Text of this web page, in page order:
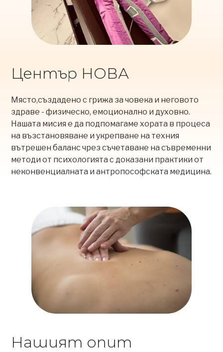
Център НОВА
Mясто,създадено с грижа за човека и неговото
здраве - физическо, емоционално и духовно.
Нашата мисия е да подпомагаме хората в процеса
на възстановяване и укрепване на техния
вътрешен баланс чрез съчетаване на съвременни
методи от психологията с доказани практики от
неконвенциалната и антропософската медицина.
Нашият опит